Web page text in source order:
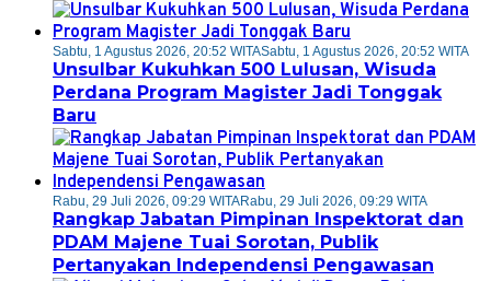
Sabtu, 1 Agustus 2026, 20:52 WITASabtu, 1 Agustus 2026, 20:52 WITA
Unsulbar Kukuhkan 500 Lulusan, Wisuda
Perdana Program Magister Jadi Tonggak
Baru
Rabu, 29 Juli 2026, 09:29 WITARabu, 29 Juli 2026, 09:29 WITA
Rangkap Jabatan Pimpinan Inspektorat dan
PDAM Majene Tuai Sorotan, Publik
Pertanyakan Independensi Pengawasan